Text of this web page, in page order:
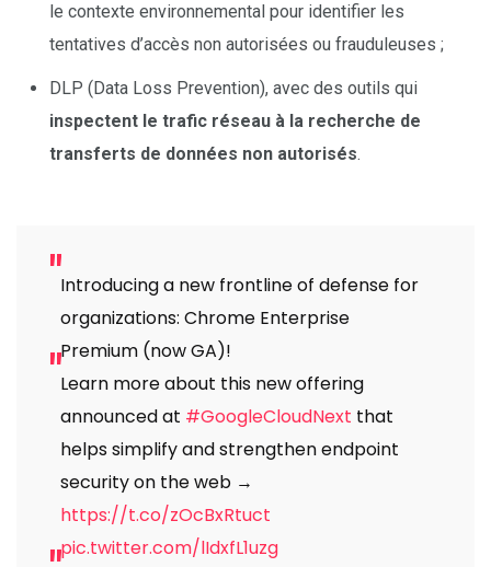
le contexte environnemental pour identifier les
tentatives d’accès non autorisées ou frauduleuses ;
DLP (Data Loss Prevention), avec des outils qui
inspectent le trafic réseau à la recherche de
transferts de données non autorisés.
Introducing a new frontline of defense for
organizations: Chrome Enterprise
Premium (now GA)!
Learn more about this new offering
announced at #GoogleCloudNext that
helps simplify and strengthen endpoint
security on the web →
https://t.co/zOcBxRtuct
pic.twitter.com/lIdxfL1uzg